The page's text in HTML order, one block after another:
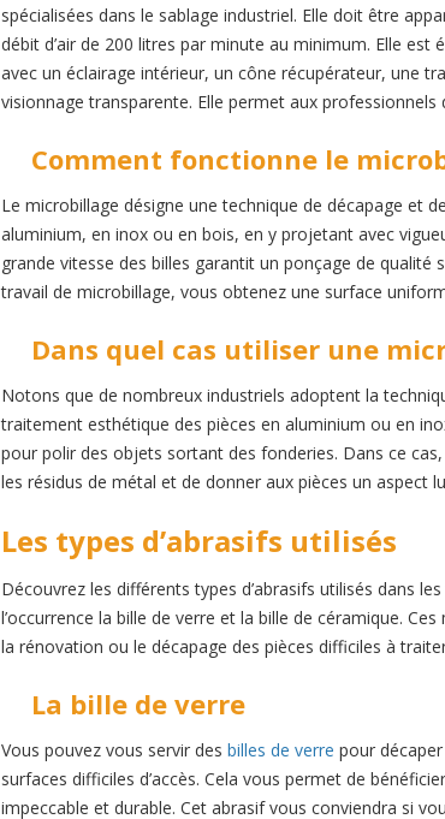
spécialisées dans le sablage industriel. Elle doit être
débit d’air de 200 litres par minute au minimum. Elle est
avec un éclairage intérieur, un cône récupérateur, une
visionnage transparente. Elle permet aux
Comment fonctionne le
Le microbillage désigne une technique de décapage et
aluminium, en inox ou en bois, en y projetant avec
grande vitesse des billes garantit un ponçage de qualité
travail de microbillage, vous obtenez une surface
Dans quel cas utiliser une
Notons que de nombreux industriels adoptent la
traitement esthétique des pièces en aluminium ou en
pour polir des objets sortant des fonderies. Dans ce cas,
les résidus de métal et de donner aux pièces un aspect
Les types d’abrasifs utilisés
Découvrez les différents types d’abrasifs utilisés dans
l’occurrence la bille de verre et la bille de céramique.
la rénovation ou le décapage des pièces difficiles à
La bille de verre
Vous pouvez vous servir des billes de verre pour
surfaces difficiles d’accès. Cela vous permet de
impeccable et durable. Cet abrasif vous conviendra si